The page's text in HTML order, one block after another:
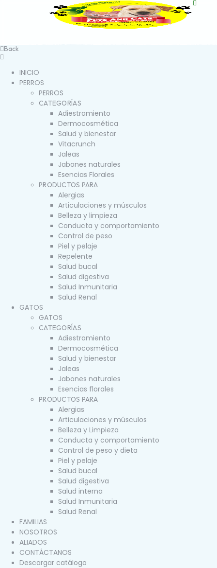
Back
INICIO
PERROS
PERROS
CATEGORÍAS
Adiestramiento
Dermocosmética
Salud y bienestar
Vitacrunch
Jaleas
Jabones naturales
Esencias Florales
PRODUCTOS PARA
Alergias
Articulaciones y músculos
Belleza y limpieza
Conducta y comportamiento
Control de peso
Piel y pelaje
Repelente
Salud bucal
Salud digestiva
Salud Inmunitaria
Salud Renal
GATOS
GATOS
CATEGORÍAS
Adiestramiento
Dermocosmética
Salud y bienestar
Jaleas
Jabones naturales
Esencias florales
PRODUCTOS PARA
Alergias
Articulaciones y músculos
Belleza y Limpieza
Conducta y comportamiento
Control de peso y dieta
Piel y pelaje
Salud bucal
Salud digestiva
Salud interna
Salud Inmunitaria
Salud Renal
FAMILIAS
NOSOTROS
ALIADOS
CONTÁCTANOS
Descargar catálogo